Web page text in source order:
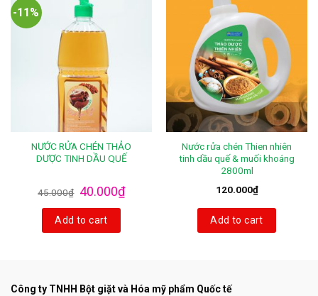
-11%
NƯỚC RỬA CHÉN THẢO
DƯỢC TINH DẦU QUẾ
45.000₫ 40.000₫
Add to cart
Nước rửa chén Thien nhiên
tinh dầu quế & muối khoáng
2800ml
120.000₫
Add to cart
Công ty TNHH Bột giặt và Hóa mỹ phẩm Quốc tế